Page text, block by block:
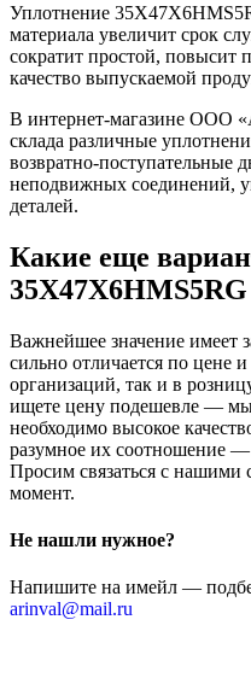
Уплотнение
материала увеличит срок
сократит простой, повысит
качество выпускаемой
В интернет-магазине ООО
склада различные
возвратно-поступательные
неподвижных соединений,
деталей.
Какие еще
Важнейшее значение имеет
сильно отличается по цене
организаций, так и в
ищете цену подешевле —
необходимо высокое
разумное их соотношение —
Просим связаться с нашими
момент.
Не нашли нужное?
Напишите на имейл —
arinval@mail.ru